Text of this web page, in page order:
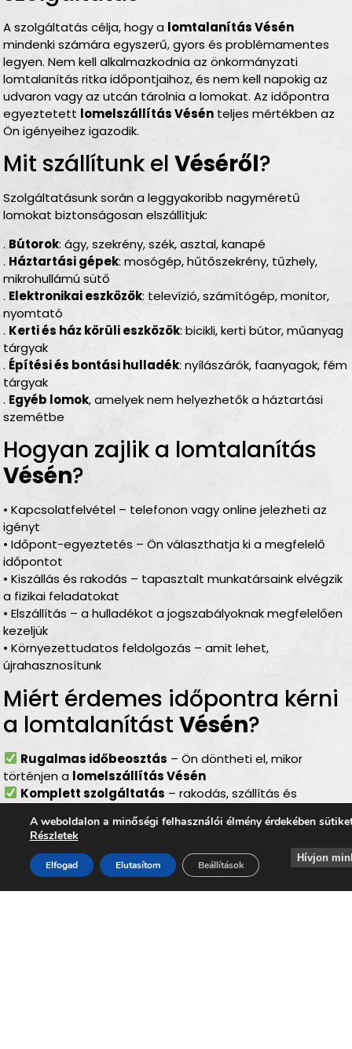
A szolgáltatás célja, hogy a lomtalanítás Vésén
mindenki számára egyszerű, gyors és problémamentes
legyen. Nem kell alkalmazkodnia az önkormányzati
lomtalanítás ritka időpontjaihoz, és nem kell napokig az
udvaron vagy az utcán tárolnia a lomokat. Az időpontra
egyeztetett lomelszállítás Vésén teljes mértékben az
Ön igényeihez igazodik.
Mit szállítunk elVéséről?
Szolgáltatásunk során a leggyakoribb nagyméretű
lomokat biztonságosan elszállítjuk:
. Bútorok: ágy, szekrény, szék, asztal, kanapé
. Háztartási gépek: mosógép, hűtőszekrény, tűzhely,
mikrohullámú sütő
. Elektronikai eszközök: televízió, számítógép, monitor,
nyomtató
. Kerti és ház körüli eszközök: bicikli, kerti bútor, műanyag
tárgyak
. Építési és bontási hulladék: nyílászárók, faanyagok, fém
tárgyak
. Egyéb lomok, amelyek nem helyezhetők a háztartási
szemétbe
Hogyan zajlik a lomtalanítás
Vésén?
• Kapcsolatfelvétel – telefonon vagy online jelezheti az
igényt
• Időpont-egyeztetés – Ön választhatja ki a megfelelő
időpontot
• Kiszállás és rakodás – tapasztalt munkatársaink elvégzik
a fizikai feladatokat
• Elszállítás – a hulladékot a jogszabályoknak megfelelően
kezeljük
• Környezettudatos feldolgozás – amit lehet,
újrahasznosítunk
Miért érdemes időpontra kérni
a lomtalanítástVésén?
Rugalmas időbeosztás – Ön döntheti el, mikor
történjen a lomelszállítás Vésén
Komplett szolgáltatás – rakodás, szállítás és
Bírságmentes megoldás– nem kell közterületre
kihelyezni a lomokat
Környezetbarát feldolgozás– felelős, szelektív
hulladékkezelés
Gyors és szakszerű– minden gördülékenyen,
A weboldalon a minőségi felhasználói élmény érdekében
Részletek
Elfogad Elutasítom Beállítások
Hívjon